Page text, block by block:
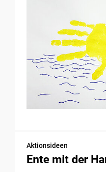
Aktionsideen
Ente mit der